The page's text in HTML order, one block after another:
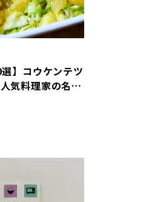
】コウケンテツ
気料理家の名作